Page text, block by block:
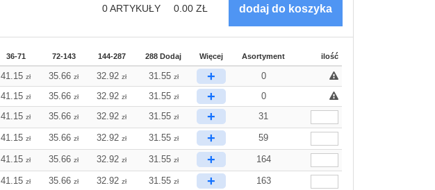
0ARTYKUŁY 0.00 ZŁ
36-71 72-143 144-287 288 Dodaj Więcej Asortyment ilość
41.15zł 35.66zł 32.92zł 31.55 zł +
0
41.15zł 35.66zł 32.92zł 31.55 zł +
0
41.15zł 35.66zł 32.92zł 31.55 zł + 31
41.15zł 35.66zł 32.92zł 31.55 zł + 59
41.15zł 35.66zł 32.92zł 31.55 zł + 164
41.15zł 35.66zł 32.92zł 31.55 zł + 163